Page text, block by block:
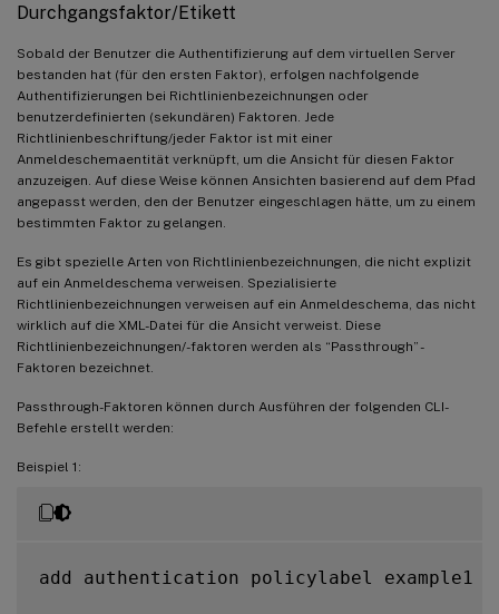
Durchgangsfaktor/Etikett
Sobald der Benutzer die Authentifizierung auf dem virtuellen Server
bestanden hat (für den ersten Faktor), erfolgen nachfolgende
Authentifizierungen bei Richtlinienbezeichnungen oder
benutzerdefinierten (sekundären) Faktoren. Jede
Richtlinienbeschriftung/jeder Faktor ist mit einer
Anmeldeschemaentität verknüpft, um die Ansicht für diesen Faktor
anzuzeigen. Auf diese Weise können Ansichten basierend auf dem Pfad
angepasst werden, den der Benutzer eingeschlagen hätte, um zu einem
bestimmten Faktor zu gelangen.
Es gibt spezielle Arten von Richtlinienbezeichnungen, die nicht explizit
auf ein Anmeldeschema verweisen. Spezialisierte
Richtlinienbezeichnungen verweisen auf ein Anmeldeschema, das nicht
wirklich auf die XML-Datei für die Ansicht verweist. Diese
Richtlinienbezeichnungen/-faktoren werden als “Passthrough” -
Faktoren bezeichnet.
Passthrough-Faktoren können durch Ausführen der folgenden CLI-
Befehle erstellt werden:
Beispiel 1:
add authentication policylabel example1